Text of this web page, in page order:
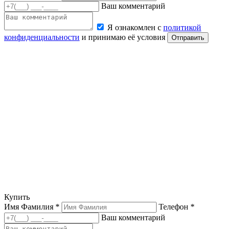
Ваш комментарий
Я ознакомлен с политикой
конфиденциальности и принимаю её условия Отправить
Купить
Имя Фамилия *
Телефон *
Ваш комментарий